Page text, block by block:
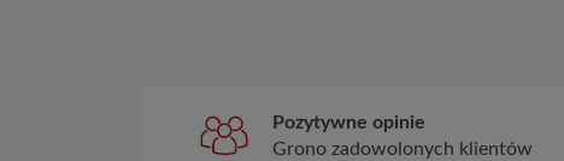
Pozytywne opinie
Grono zadowolonych klientów